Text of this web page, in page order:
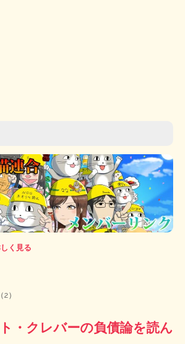
く見る
）
・クレバーの負債論を読ん